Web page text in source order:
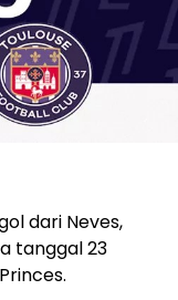
dari Neves,
tanggal 23